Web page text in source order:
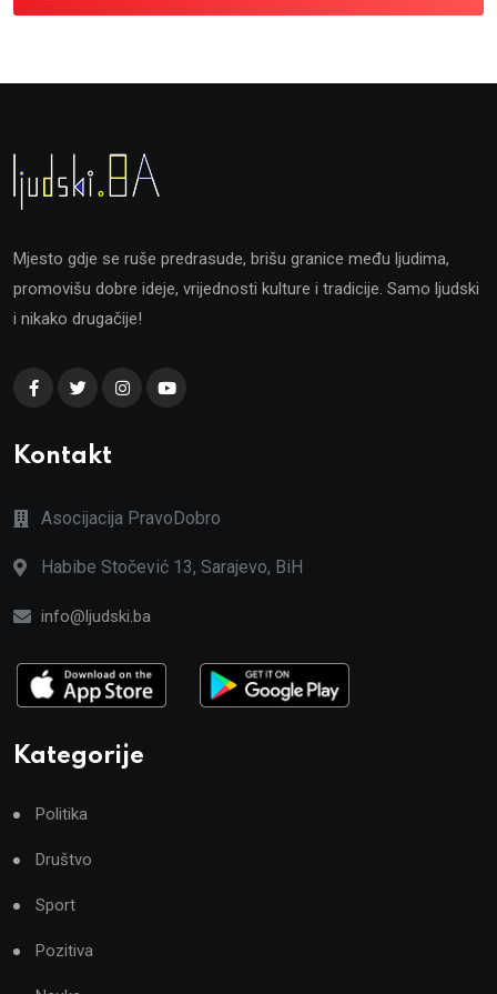
Mjesto gdje se ruše predrasude, brišu granice među ljudima,
promovišu dobre ideje, vrijednosti kulture i tradicije. Samo ljudski
i nikako drugačije!
Kontakt
Asocijacija PravoDobro
Habibe Stočević 13, Sarajevo, BiH
info@ljudski.ba
Kategorije
Politika
Društvo
Sport
Pozitiva